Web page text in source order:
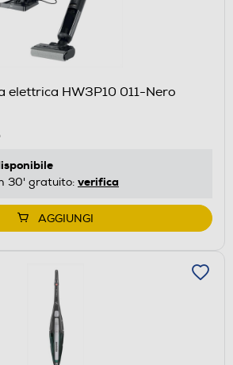
elettrica HW3P10 011-Nero
30' gratuito: verifica
AGGIUNGI